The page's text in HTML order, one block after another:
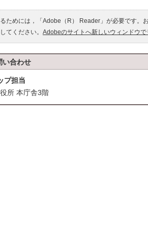
ためには，「Adobe（R） Reader」が必要です。
てください。 Adobeのサイトへ新しいウィンドウで
い合わせ
プ担当
所 本庁舎3階